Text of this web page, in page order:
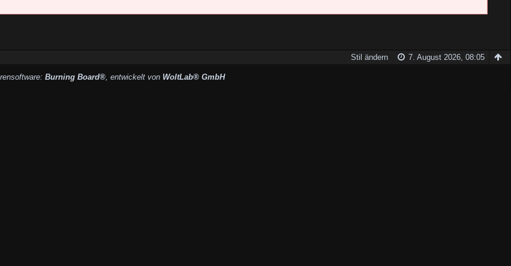
7. August 2026, 08:05
Stil ändern
Burning Board®, entwickelt von WoltLab® GmbH